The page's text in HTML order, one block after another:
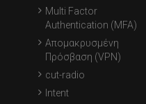
Multi Factor
Authentication (MFA)
Απομακρυσμένη
Πρόσβαση (VPN)
cut-radio
Intent